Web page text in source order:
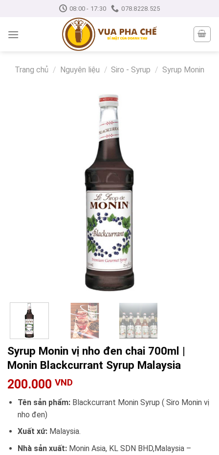
content
08:00 - 17:30 078.8228.525
Trang chủ / Nguyên liệu / Siro - Syrup / Syrup Monin
Syrup Monin vị nho đen chai 700ml |
Monin Blackcurrant Syrup Malaysia
200.000 VND
Tên sản phẩm:Blackcurrant Monin Syrup ( Siro Monin vị
nho đen)
Xuất xứ:Malaysia.
Nhà sản xuất:Monin Asia, KL SDN BHD,Malaysia –